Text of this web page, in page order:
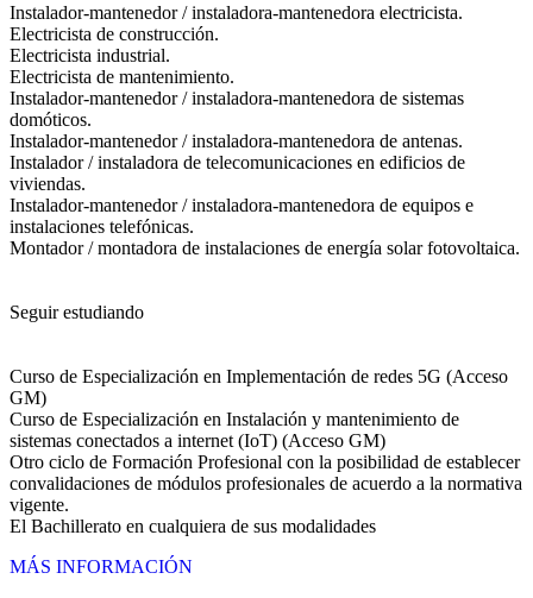
Instalador-mantenedor / instaladora-mantenedora electricista.
Electricista de construcción.
Electricista industrial.
Electricista de mantenimiento.
Instalador-mantenedor / instaladora-mantenedora de sistemas
domóticos.
Instalador-mantenedor / instaladora-mantenedora de antenas.
Instalador / instaladora de telecomunicaciones en edificios de
viviendas.
Instalador-mantenedor / instaladora-mantenedora de equipos e
instalaciones telefónicas.
Montador / montadora de instalaciones de energía solar fotovoltaica.
Seguir estudiando
Curso de Especialización en Implementación de redes 5G (Acceso
GM)
Curso de Especialización en Instalación y mantenimiento de
sistemas conectados a internet (IoT) (Acceso GM)
Otro ciclo de Formación Profesional con la posibilidad de establecer
convalidaciones de módulos profesionales de acuerdo a la normativa
vigente.
El Bachillerato en cualquiera de sus modalidades
MÁS INFORMACIÓN